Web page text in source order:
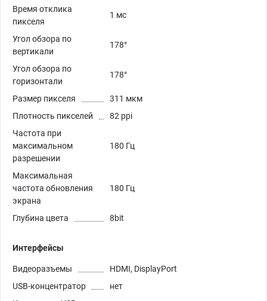
Время отклика
пикселя
1 мс
Угол обзора по
вертикали
178°
Угол обзора по
горизонтали
178°
Размер пикселя
311 мкм
Плотность пикселей
82 ppi
Частота при
максимальном
разрешении
180 Гц
Максимальная
частота обновления
экрана
180 Гц
Глубина цвета 8bit
Интерфейсы
Видеоразъемы
HDMI, DisplayPort
USB-концентратор
нет